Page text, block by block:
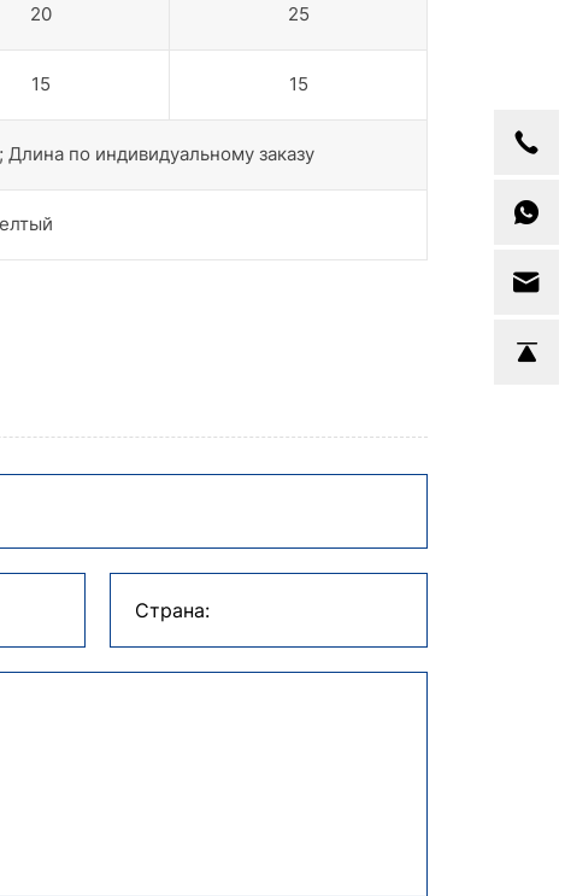
20 25
15 15
по индивидуальному заказу
Страна: